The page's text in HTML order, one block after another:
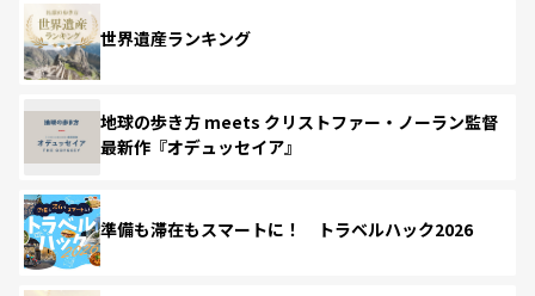
世界遺産ランキング
地球の歩き方 meets クリストファー・ノーラン監督
最新作『オデュッセイア』
準備も滞在もスマートに！ トラベルハック2026